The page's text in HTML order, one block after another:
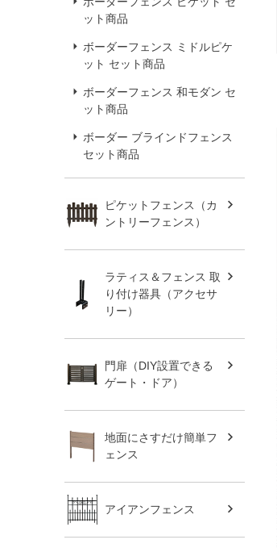
ット商品
ボーダーフェンス ミドルピケ
ット セット商品
ボーダーフェンス 和モダン セ
ット商品
ボーダー ブラインドフェンス
セット商品
ピケットフェンス（カ
ントリーフェンス）
ラティス＆フェンス 取
り付け器具（アクセサ
リー）
門扉（DIY設置できる
ゲート・ドア）
地面にさすだけ簡単フ
ェンス
アイアンフェンス